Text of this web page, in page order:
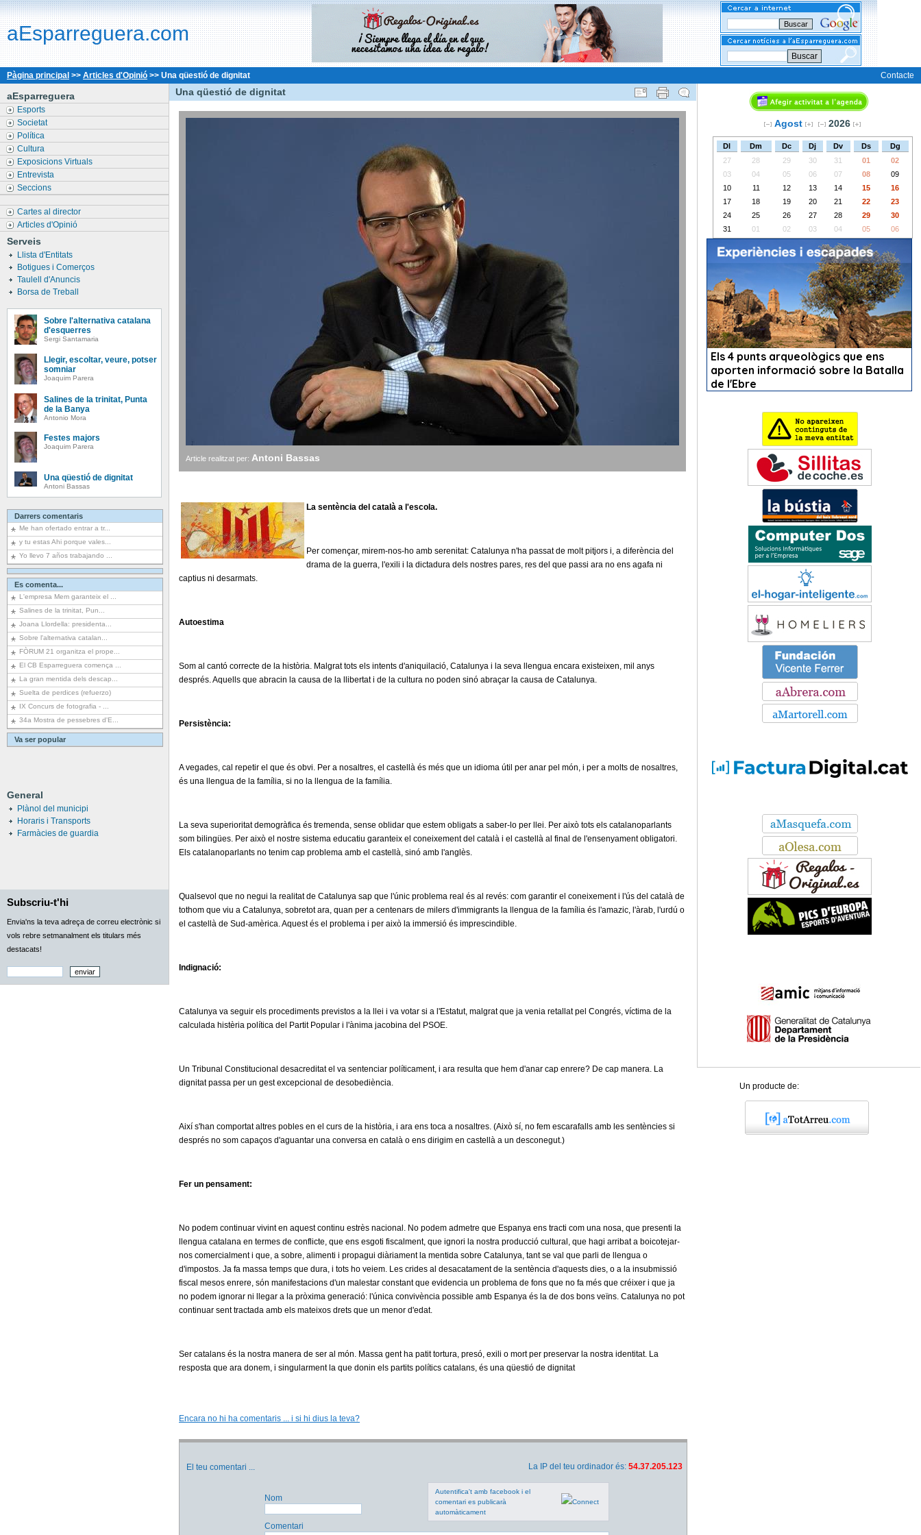
aEsparreguera.com
Buscar
Pàgina principal >> Articles d'Opinió >> Una qüestió de dignitat Contacte
aEsparreguera
Esports
Societat
Política
Cultura
Exposicions Virtuals
Entrevista
Seccions
Cartes al director
Articles d'Opinió
Serveis
Llista d'Entitats
Botigues i Comerços
Taulell d'Anuncis
Borsa de Treball
Sobre l'alternativa catalana
d'esquerres
Sergi Santamaria
Llegir, escoltar, veure, potser
somniar
Joaquim Parera
Salines de la trinitat, Punta
de la Banya
Antonio Mora
Festes majors
Joaquim Parera
Una qüestió de dignitat
Antoni Bassas
Darrers comentaris
Me han ofertado entrar a tr...
y tu estas Ahi porque vales...
Yo llevo 7 años trabajando ...
Es comenta...
L'empresa Mem garanteix el ...
Salines de la trinitat, Pun...
Joana Llordella: presidenta...
Sobre l'alternativa catalan...
FÒRUM 21 organitza el prope...
El CB Esparreguera comença ...
La gran mentida dels descap...
Suelta de perdices (refuerzo)
IX Concurs de fotografia - ...
34a Mostra de pessebres d'E...
Va ser popular
General
Plànol del municipi
Horaris i Transports
Farmàcies de guardia
Subscriu-t'hi
Envia'ns la teva adreça de correu electrònic si
vols rebre setmanalment els titulars més
destacats!
Una qüestió de dignitat
Article realitzat per: Antoni Bassas
La sentència del català a l'escola.
Per començar, mirem-nos-ho amb serenitat: Catalunya n'ha passat de molt pitjors i, a diferència del
drama de la guerra, l'exili i la dictadura dels nostres pares, res del que passi ara no ens agafa ni
captius ni desarmats.
Autoestima
Som al cantó correcte de la història. Malgrat tots els intents d'aniquilació, Catalunya i la seva llengua encara existeixen, mil anys
després. Aquells que abracin la causa de la llibertat i de la cultura no poden sinó abraçar la causa de Catalunya.
Persistència:
A vegades, cal repetir el que és obvi. Per a nosaltres, el castellà és més que un idioma útil per anar pel món, i per a molts de nosaltres,
és una llengua de la família, si no la llengua de la família.
La seva superioritat demogràfica és tremenda, sense oblidar que estem obligats a saber-lo per llei. Per això tots els catalanoparlants
som bilingües. Per això el nostre sistema educatiu garanteix el coneixement del català i el castellà al final de l'ensenyament obligatori.
Els catalanoparlants no tenim cap problema amb el castellà, sinó amb l'anglès.
Qualsevol que no negui la realitat de Catalunya sap que l'únic problema real és al revés: com garantir el coneixement i l'ús del català de
tothom que viu a Catalunya, sobretot ara, quan per a centenars de milers d'immigrants la llengua de la família és l'amazic, l'àrab, l'urdú o
el castellà de Sud-amèrica. Aquest és el problema i per això la immersió és imprescindible.
Indignació:
Catalunya va seguir els procediments previstos a la llei i va votar si a l'Estatut, malgrat que ja venia retallat pel Congrés, víctima de la
calculada histèria política del Partit Popular i l'ànima jacobina del PSOE.
Un Tribunal Constitucional desacreditat el va sentenciar políticament, i ara resulta que hem d'anar cap enrere? De cap manera. La
dignitat passa per un gest excepcional de desobediència.
Així s'han comportat altres pobles en el curs de la història, i ara ens toca a nosaltres. (Això sí, no fem escarafalls amb les sentències si
després no som capaços d'aguantar una conversa en català o ens dirigim en castellà a un desconegut.)
Fer un pensament:
No podem continuar vivint en aquest continu estrès nacional. No podem admetre que Espanya ens tracti com una nosa, que presenti la
llengua catalana en termes de conflicte, que ens esgoti fiscalment, que ignori la nostra producció cultural, que hagi arribat a boicotejar-
nos comercialment i que, a sobre, alimenti i propagui diàriament la mentida sobre Catalunya, tant se val que parli de llengua o
d'impostos. Ja fa massa temps que dura, i tots ho veiem. Les crides al desacatament de la sentència d'aquests dies, o a la insubmissió
fiscal mesos enrere, són manifestacions d'un malestar constant que evidencia un problema de fons que no fa més que créixer i que ja
no podem ignorar ni llegar a la pròxima generació: l'única convivència possible amb Espanya és la de dos bons veïns. Catalunya no pot
continuar sent tractada amb els mateixos drets que un menor d'edat.
Ser catalans és la nostra manera de ser al món. Massa gent ha patit tortura, presó, exili o mort per preservar la nostra identitat. La
resposta que ara donem, i singularment la que donin els partits polítics catalans, és una qüestió de dignitat
Encara no hi ha comentaris ... i si hi dius la teva?
El teu comentari ... La IP del teu ordinador és: 54.37.205.123
Nom
Autentifica't amb facebook i el
comentari es publicarà
automàticament
Comentari
Agost 2026
Dl Dm Dc Dj Dv Ds
Dg
27
28 29 30 31 01
02
03
04 05 06 07 08
09
10
11 12 13 14 15
16
17
18 19 20 21 22
23
24
25 26 27 28 29
30
31
01 02 03 04 05 06
Un producte de: